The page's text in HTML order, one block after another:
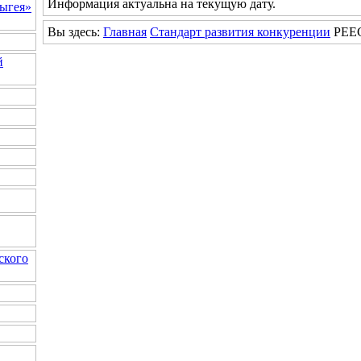
Информация актуальна на текущую дату.
Вы здесь: Главная Стандарт развития конкуренции